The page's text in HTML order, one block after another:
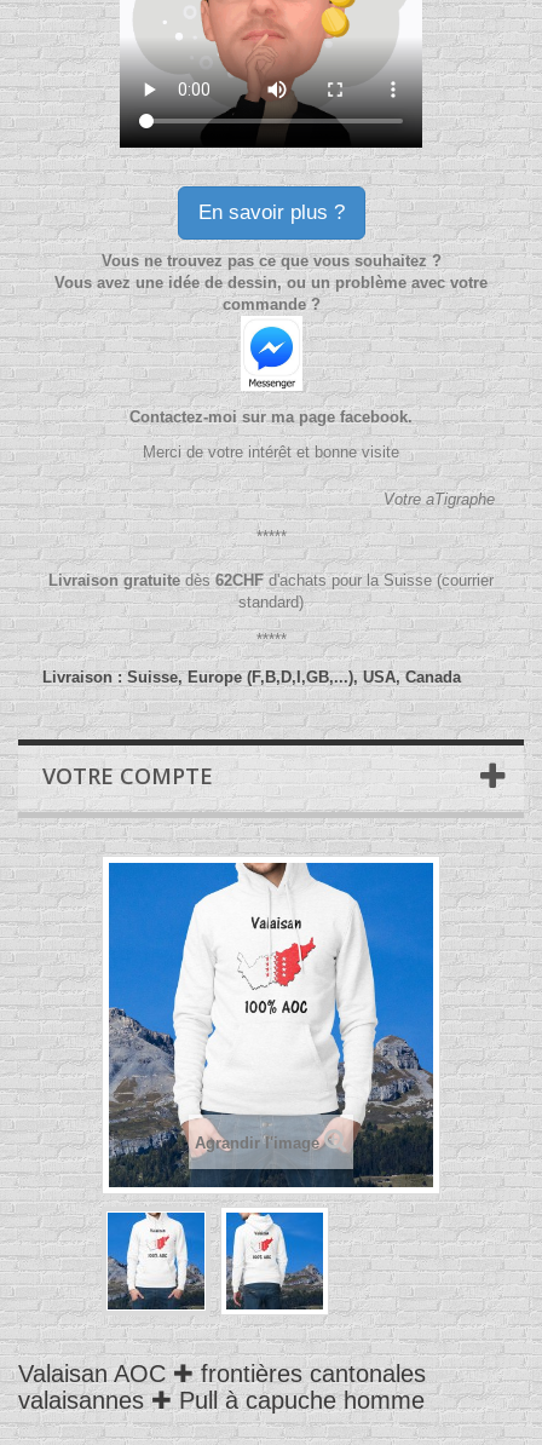
En savoir plus ?
Vous ne trouvez pas ce que vous souhaitez ?
Vous avez une idée de dessin, ou un problème avec votre
commande ?
Contactez-moi sur ma page facebook.
Merci de votre intérêt et bonne visite
Votre aTigraphe
*****
Livraison gratuitedès62CHFd'achats pour la Suisse (courrier
standard)
*****
Livraison : Suisse, Europe (F,B,D,I,GB,...), USA, Canada
VOTRE COMPTE
Agrandir l'image
Valaisan AOC ✚ frontières cantonales
valaisannes ✚ Pull à capuche homme